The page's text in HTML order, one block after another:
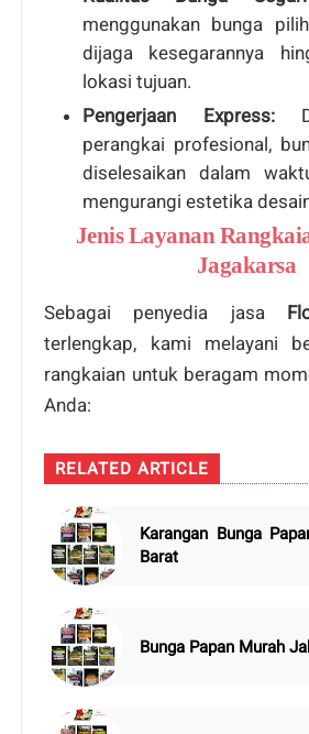
menggunakan bunga
dijaga kesegarannya
lokasi tujuan.
Pengerjaan Express:
perangkai profesional,
diselesaikan dalam
mengurangi estetika
Jenis Layanan
Jagakarsa
Sebagai penyedia jasa
terlengkap, kami melayani
rangkaian untuk beragam
Anda:
RELATED ARTICLE
Karangan Bunga
Barat
Bunga Papan Murah